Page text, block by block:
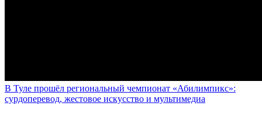
В Туле прошёл региональный чемпионат «Абилимпикс»:
сурдоперевод, жестовое искусство и мультимедиа